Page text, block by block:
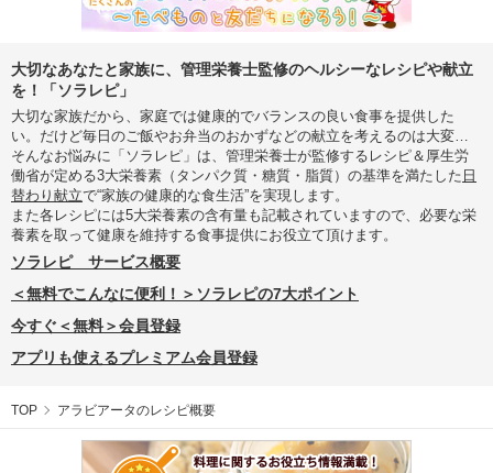
大切なあなたと家族に、管理栄養士監修のヘルシーなレシピや献立
を！「ソラレピ」
大切な家族だから、家庭では健康的でバランスの良い食事を提供した
い。だけど毎日のご飯やお弁当のおかずなどの献立を考えるのは大変…
そんなお悩みに「ソラレピ」は、管理栄養士が監修するレシピ＆厚生労
働省が定める3大栄養素（タンパク質・糖質・脂質）の基準を満たした 日
替わり献立で“家族の健康的な食生活”を実現します。
また各レシピには5大栄養素の含有量も記載されていますので、必要な栄
養素を取って健康を維持する食事提供にお役立て頂けます。
ソラレピ サービス概要
＜無料でこんなに便利！＞ソラレピの7大ポイント
今すぐ＜無料＞会員登録
アプリも使えるプレミアム会員登録
TOP アラビアータのレシピ概要